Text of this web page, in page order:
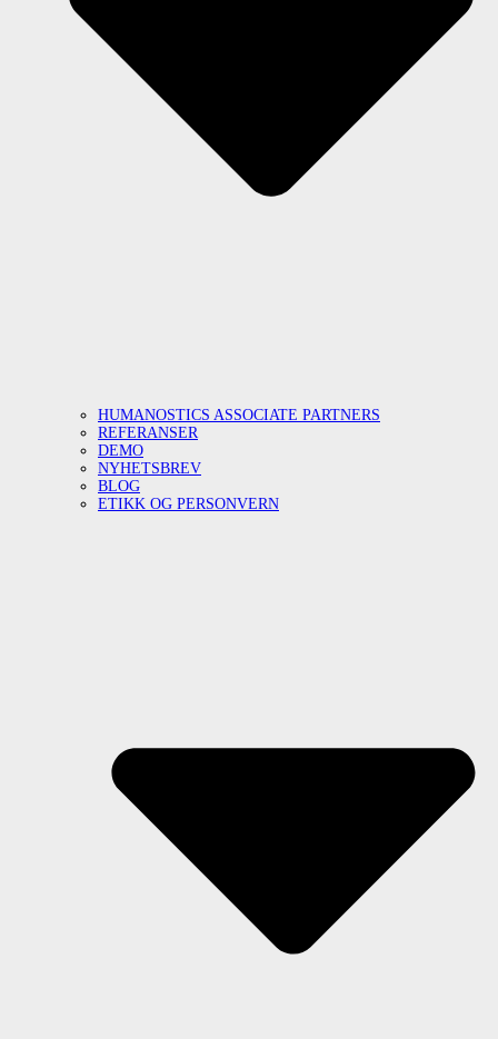
HUMANOSTICS ASSOCIATE PARTNERS
REFERANSER
DEMO
NYHETSBREV
BLOG
ETIKK OG PERSONVERN